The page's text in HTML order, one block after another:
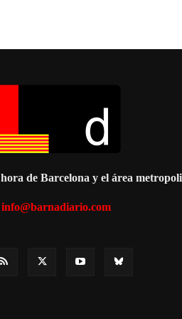
de Barcelona y el área
info@barnadiario.com